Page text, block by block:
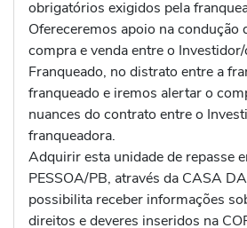
obrigatórios exigidos pela
Ofereceremos apoio na condução
compra e venda entre o
Franqueado, no distrato entre a
franqueado e iremos alertar o
nuances do contrato entre o
franqueadora.
Adquirir esta unidade de repasse
PESSOA/PB, através da CASA
possibilita receber informações
direitos e deveres inseridos na